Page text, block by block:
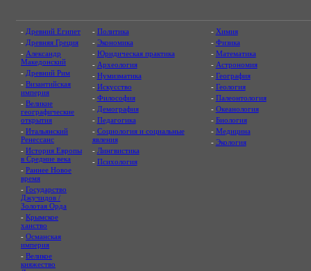
- Древний Египет
- Древняя Греция
- Александр
Македонский
- Древний Рим
- Византийская
империя
- Великие
географические
открытия
- Итальянский
Ренессанс
- История Европы
в Средние века
- Раннее Новое
время
- Государство
Джучидов /
Золотая Орда
- Крымское
ханство
- Османская
империя
- Великое
княжество
- Политика
- Экономика
- Юридическая практика
- Археология
- Нумизматика
- Искусство
- Философия
- Демография
- Педагогика
- Социология и социальные
явления
- Лингвистика
- Психология
- Химия
- Физика
- Математика
- Астрономия
- География
- Геология
- Палеонтология
- Океанология
- Биология
- Медицина
- Экология